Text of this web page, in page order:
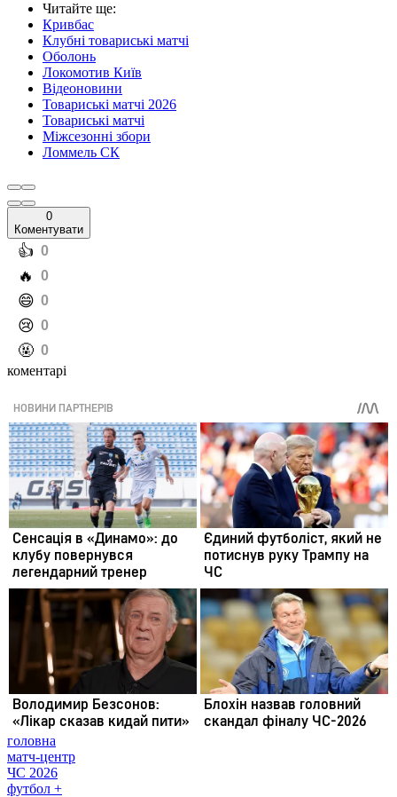
Читайте ще:
Кривбас
Клубні товариські матчі
Оболонь
Локомотив Київ
Відеоновини
Товариські матчі 2026
Товариські матчі
Міжсезонні збори
Ломмель СК
0
Коментувати
️👍 0
️🔥 0
️😄 0
️😢 0
️🤬 0
коментарі
головна
матч-центр
ЧС 2026
футбол +